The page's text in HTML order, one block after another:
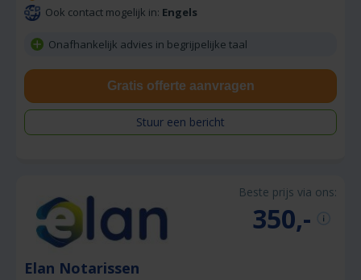
Ook contact mogelijk in: Engels
Onafhankelijk advies in begrijpelijke taal
Gratis offerte aanvragen
Stuur een bericht
Beste prijs via ons:
350,-
Elan Notarissen